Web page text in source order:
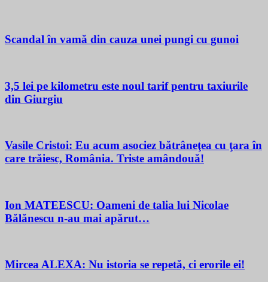
Scandal în vamă din cauza unei pungi cu gunoi
3,5 lei pe kilometru este noul tarif pentru taxiurile
din Giurgiu
Vasile Cristoi: Eu acum asociez bătrâneţea cu ţara în
care trăiesc, România. Triste amândouă!
Ion MATEESCU: Oameni de talia lui Nicolae
Bălănescu n-au mai apărut…
Mircea ALEXA: Nu istoria se repetă, ci erorile ei!